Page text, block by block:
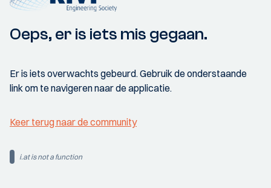
Oeps, er is iets mis gegaan.
Er is iets overwachts gebeurd. Gebruik de onderstaande
link om te navigeren naar de applicatie.
Keer terug naar de community
i.at is not a function